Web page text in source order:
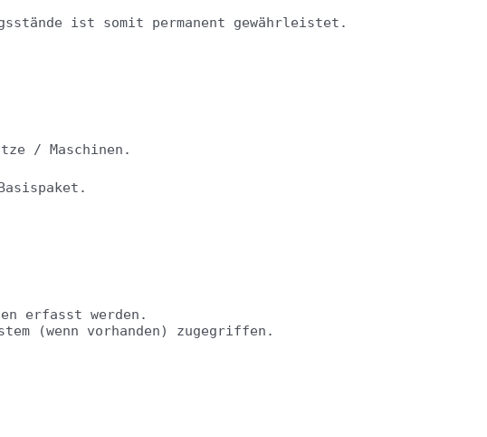
ist somit permanent gewährleistet.
/ Maschinen.
erfasst werden.
(wenn vorhanden) zugegriffen.